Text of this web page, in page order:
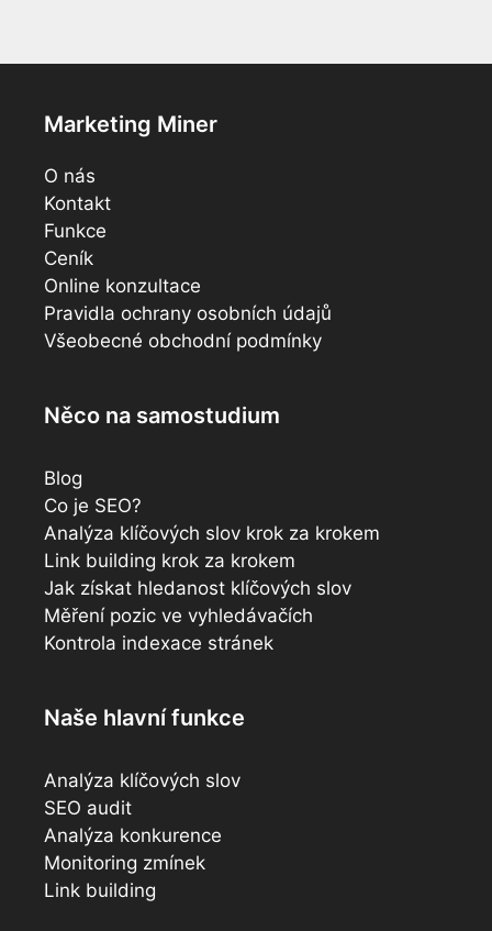
Marketing Miner
O nás
Kontakt
Funkce
Ceník
Online konzultace
Pravidla ochrany osobních údajů
Všeobecné obchodní podmínky
Něco na samostudium
Blog
Co je SEO?
Analýza klíčových slov krok za krokem
Link building krok za krokem
Jak získat hledanost klíčových slov
Měření pozic ve vyhledávačích
Kontrola indexace stránek
Naše hlavní funkce
Analýza klíčových slov
SEO audit
Analýza konkurence
Monitoring zmínek
Link building